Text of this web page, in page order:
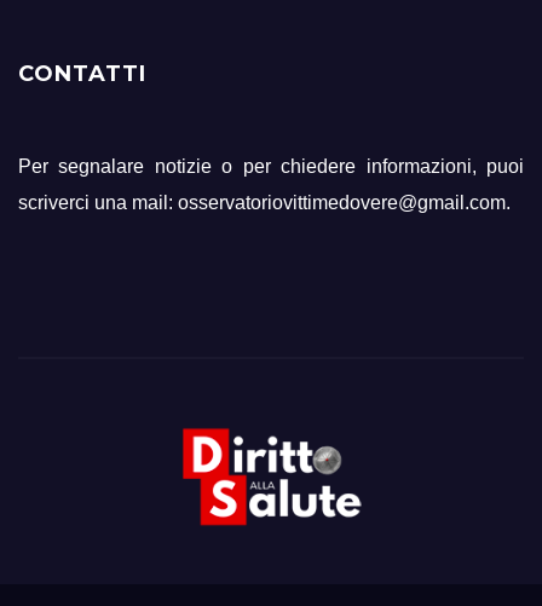
CONTATTI
Per segnalare notizie o per chiedere informazioni, puoi
scriverci una mail: osservatoriovittimedovere@gmail.com.